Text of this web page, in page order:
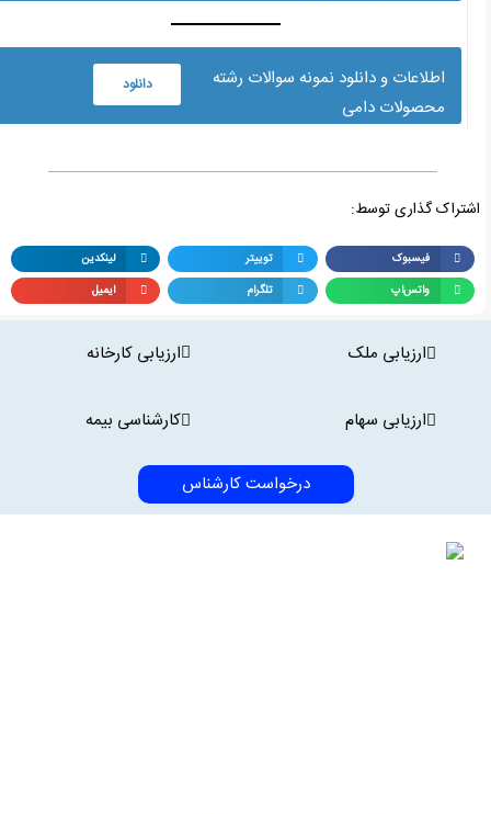
اطلاعات و دانلود نمونه سوالات رشته
محصولات دامی
دانلود
گذاری توسط:
فیسبوک توییتر
لینکدین
واتس‌اپ
تلگرام ایمیل
ارزیابی ملک ارزیابی کارخانه
ارزیابی سهام کارشناسی بیمه
درخواست کارشناس